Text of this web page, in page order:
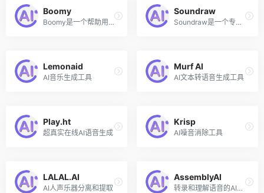
Boomy
Boomy是一个帮助用户释放创意快速生成原创音乐的平台，该AI音乐生成工具累计已生成超过1600万首音乐。Boomy创作的音乐还可以分发到如Spotify等的流媒体平台，以使创作者从版税中获利分成。Boomy的免费版允许用户创建和编辑并保存25首音乐。
Soundraw
Soundraw是一个专为创作者打造的AI音乐生成器，无需任何音乐创作知识，几分钟内便可以创作出与你的内容完美匹配的歌曲。用户只需访问Soundraw，点击Create Music选项，然后选择相关标签生成音乐即可。
Lemonaid
AI音乐生成工具
Murf AI
AI文本转语音生成工具
Play.ht
超真实在线AI语音生成
Krisp
AI噪音消除工具
LALAL.AI
AI人声乐器分离和提取
AssemblyAI
转录和理解语音的AI模型